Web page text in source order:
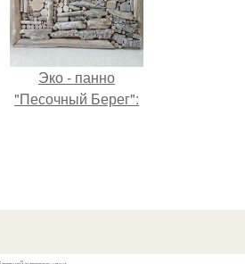
Эко - панно
"Песочный Берег":